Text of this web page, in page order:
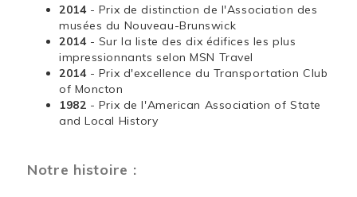
2014 - Prix de distinction de l'Association des
musées du Nouveau-Brunswick
2014 - Sur la liste des dix édifices les plus
impressionnants selon MSN Travel
2014 - Prix d'excellence du Transportation Club
of Moncton
1982 - Prix de l'American Association of State
and Local History
Notre histoire :